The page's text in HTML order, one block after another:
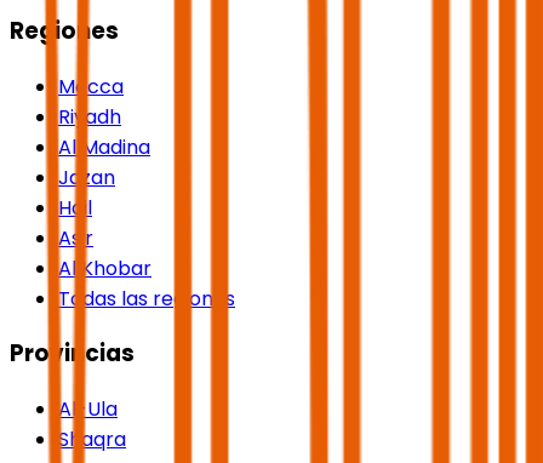
Regiones
Mecca
Riyadh
Al Madina
Jazan
Hail
Asir
Al Khobar
Todas las regiones
Provincias
Al-Ula
Shaqra